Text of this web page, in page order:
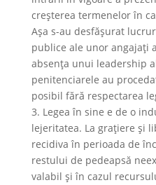
creşterea termenelor în
Aşa s-au desfăşurat
publice ale unor angajaţi
absenţa unui leadership
penitenciarele au
posibil fără respectarea
3. Legea în sine e de o
lejeritatea. La graţiere şi
recidiva în perioada de
restului de pedeapsă
valabil şi în cazul